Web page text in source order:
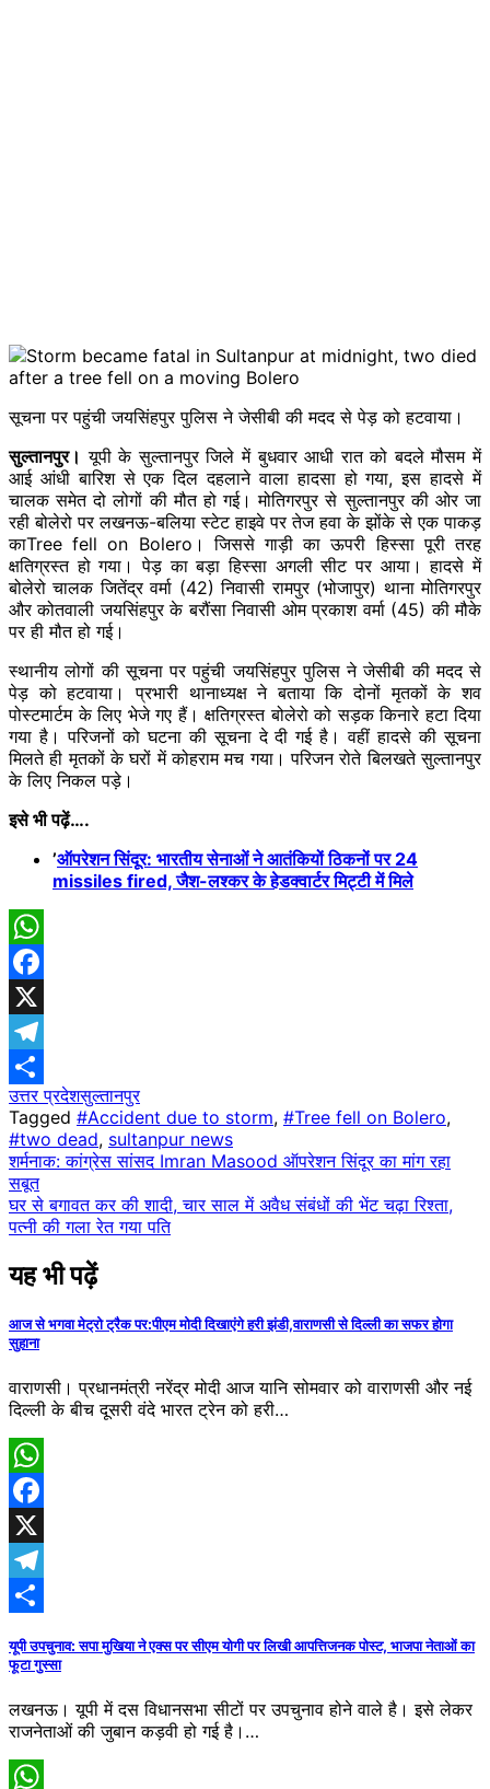
सूचना पर पहुंची जयसिंहपुर पुलिस ने जेसीबी की मदद से पेड़ को हटवाया।
सुल्तानपुर। यूपी के सुल्तानपुर जिले में बुधवार आधी रात को बदले मौसम में
आई आंधी बारिश से एक दिल दहलाने वाला हादसा हो गया, इस हादसे में
चालक समेत दो लोगों की मौत हो गई। मोतिगरपुर से सुल्तानपुर की ओर जा
रही बोलेरो पर लखनऊ-बलिया स्टेट हाइवे पर तेज हवा के झोंके से एक पाकड़
काTree fell on Bolero। जिससे गाड़ी का ऊपरी हिस्सा पूरी तरह
क्षतिग्रस्त हो गया। पेड़ का बड़ा हिस्सा अगली सीट पर आया। हादसे में
बोलेरो चालक जितेंद्र वर्मा (42) निवासी रामपुर (भोजापुर) थाना मोतिगरपुर
और कोतवाली जयसिंहपुर के बरौंसा निवासी ओम प्रकाश वर्मा (45) की मौके
पर ही मौत हो गई।
स्थानीय लोगों की सूचना पर पहुंची जयसिंहपुर पुलिस ने जेसीबी की मदद से
पेड़ को हटवाया। प्रभारी थानाध्यक्ष ने बताया कि दोनों मृतकों के शव
पोस्टमार्टम के लिए भेजे गए हैं। क्षतिग्रस्त बोलेरो को सड़क किनारे हटा दिया
गया है। परिजनों को घटना की सूचना दे दी गई है। वहीं हादसे की सूचना
मिलते ही मृतकों के घरों में कोहराम मच गया। परिजन रोते बिलखते सुल्तानपुर
के लिए निकल पड़े।
इसे भी पढ़ें….
’ऑपरेशन सिंदूर: भारतीय सेनाओं ने आतंकियों ठिकनों पर 24
missiles fired, जैश-लश्कर के हेडक्वार्टर मिट्टी में मिले
WhatsApp
Facebook
X
Telegram
Share
उत्तर प्रदेशसुल्तानपुर
Tagged #Accident due to storm, #Tree fell on Bolero,
#two dead, sultanpur news
Post
navigation
शर्मनाक: कांग्रेस सांसद Imran Masood ऑपरेशन सिंदूर का मांग रहा
सबूत
घर से बगावत कर की शादी, चार साल में अवैध संबंधों की भेंट चढ़ा रिश्ता,
पत्नी की गला रेत गया पति
यह भी पढ़ें
आज से भगवा मेट्रो ट्रैक पर:पीएम मोदी दिखाएंगे हरी झंडी,वाराणसी से दिल्ली का सफर होगा
सुहाना
वाराणसी। प्रधानमंत्री नरेंद्र मोदी आज यानि सोमवार को वाराणसी और नई
दिल्ली के बीच दूसरी वंदे भारत ट्रेन को हरी…
WhatsApp
Facebook
X
Telegram
यूपी उपचुनाव: सपा मुखिया ने एक्स पर सीएम योगी पर लिखी आपत्तिजनक पोस्ट, भाजपा नेताओं का
फूटा गुस्सा
लखनऊ। यूपी में दस विधानसभा सीटों पर उपचुनाव होने वाले है। इसे लेकर
राजनेताओं की जुबान कड़वी हो गई है।…